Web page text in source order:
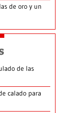
de oro y un
de las
calado para